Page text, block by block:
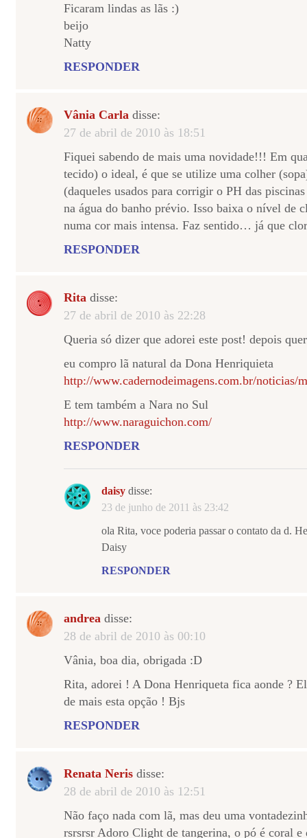
Ficaram lindas as lãs :)
beijo
Natty
RESPONDER
Vânia Carla disse:
27 de abril de 2010 às 18:51
Fiquei sabendo de mais uma novidade!!! Em
tecido) o ideal, é que se utilize uma colher
(daqueles usados para corrigir o PH das
na água do banho prévio. Isso baixa o nível de
numa cor mais intensa. Faz sentido… já que
RESPONDER
Rita disse:
27 de abril de 2010 às 22:28
Queria só dizer que adorei este post! depois
eu compro lã natural da Dona Henriquieta
http://www.cadernodeimagens.com.br/noticias/
E tem também a Nara no Sul
http://www.naraguichon.com/
RESPONDER
daisy disse:
23 de junho de 2011 às 23:42
ola Rita, voce poderia passar o contato da d.
Daisy
RESPONDER
andrea disse:
28 de abril de 2010 às 00:10
Vânia, boa dia, obrigada :D
Rita, adorei ! A Dona Henriqueta fica aonde ?
de mais esta opção ! Bjs
RESPONDER
Renata Neris disse:
28 de abril de 2010 às 12:51
Não faço nada com lã, mas deu uma
rsrsrsr Adoro Clight de tangerina, o pó é coral